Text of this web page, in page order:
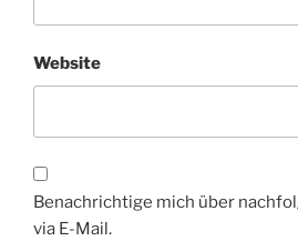
Website
Benachrichtige mich über
via E-Mail.